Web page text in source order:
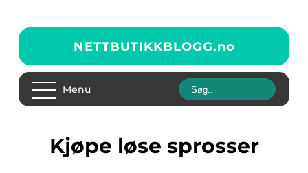
NETTBUTIKKBLOGG.no
Menu
kjøpe løse sprosser